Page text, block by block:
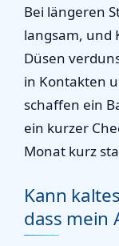
Bei längeren
langsam, und
Düsen
in Kontakten
schaffen ein
ein kurzer
Monat kurz
Kann
dass mein